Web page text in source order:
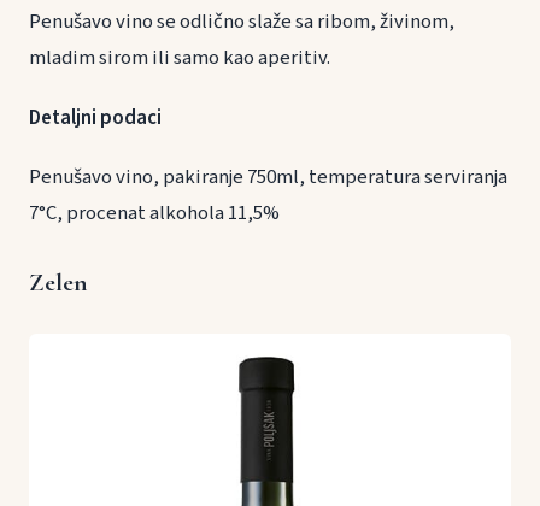
Penušavo vino se odlično slaže sa ribom, živinom,
mladim sirom ili samo kao aperitiv.
Detaljni podaci
Penušavo vino, pakiranje 750ml, temperatura serviranja
7°C, procenat alkohola 11,5%
Zelen